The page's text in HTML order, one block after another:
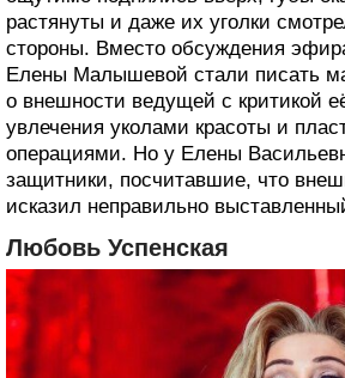
растянуты и даже их уголки
стороны. Вместо обсуждения
Елены Малышевой стали писать
о внешности ведущей с критикой
увлечения уколами красоты и
операциями. Но у Елены
защитники, посчитавшие, что
исказил неправильно
Любовь Успенская